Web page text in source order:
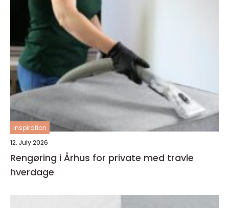
inspiration
12. July 2026
Rengøring i Århus for private med travle
hverdage